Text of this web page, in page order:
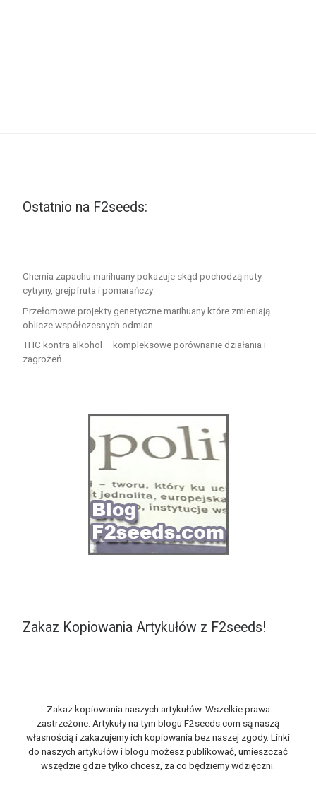
Ostatnio na F2seeds:
Chemia zapachu marihuany pokazuje skąd pochodzą nuty
cytryny, grejpfruta i pomarańczy
Przełomowe projekty genetyczne marihuany które zmieniają
oblicze współczesnych odmian
THC kontra alkohol – kompleksowe porównanie działania i
zagrożeń
Zakaz Kopiowania Artykułów z F2seeds!
Zakaz kopiowania naszych artykułów. Wszelkie prawa
zastrzeżone. Artykuły na tym blogu F2seeds.com są naszą
własnością i zakazujemy ich kopiowania bez naszej zgody. Linki
do naszych artykułów i blogu możesz publikować, umieszczać
wszędzie gdzie tylko chcesz, za co będziemy wdzięczni.